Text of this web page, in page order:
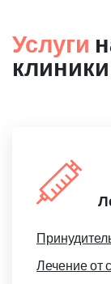
Услуги
Лечение от